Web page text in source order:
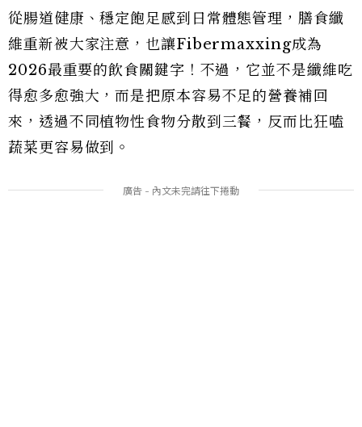
從腸道健康、穩定飽足感到日常體態管理，膳食纖
維重新被大家注意，也讓Fibermaxxing成為
2026最重要的飲食關鍵字！不過，它並不是纖維吃
得愈多愈強大，而是把原本容易不足的營養補回
來，透過不同植物性食物分散到三餐，反而比狂嗑
蔬菜更容易做到。